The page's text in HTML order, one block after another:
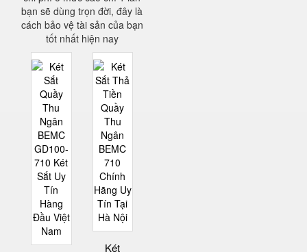
bạn sẽ dùng trọn đời, đây là
cách bảo vệ tài sản của bạn
tốt nhất hiện nay
Két